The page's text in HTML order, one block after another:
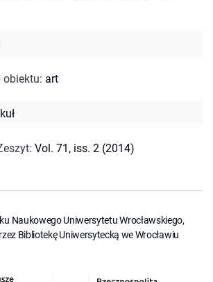
obiektu: art
: Vol. 71, iss. 2 (2014)
Naukowego Uniwersytetu Wrocławskiego,
Bibliotekę Uniwersytecką we Wrocławiu